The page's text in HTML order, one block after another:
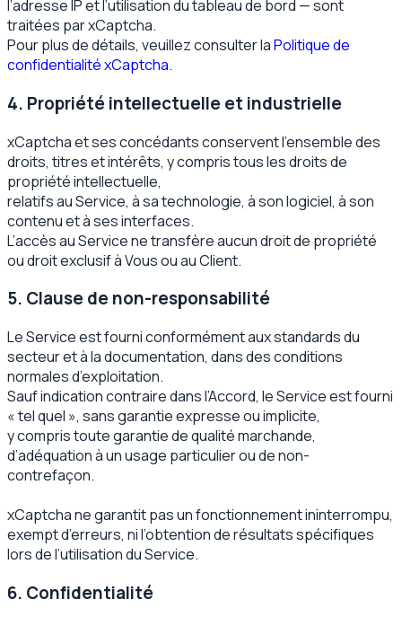
l’adresse IP et l’utilisation du tableau de bord — sont
traitées par xCaptcha.
Pour plus de détails, veuillez consulter laPolitique de
confidentialité xCaptcha.
4. Propriété intellectuelle et industrielle
xCaptcha et ses concédants conservent l’ensemble des
droits, titres et intérêts, y compris tous les droits de
propriété intellectuelle,
relatifs au Service, à sa technologie, à son logiciel, à son
contenu et à ses interfaces.
L’accès au Service ne transfère aucun droit de propriété
ou droit exclusif à Vous ou au Client.
5. Clause de non-responsabilité
Le Service est fourni conformément aux standards du
secteur et à la documentation, dans des conditions
normales d’exploitation.
Sauf indication contraire dans l’Accord, le Service est fourni
« tel quel », sans garantie expresse ou implicite,
y compris toute garantie de qualité marchande,
d’adéquation à un usage particulier ou de non-
contrefaçon.
xCaptcha ne garantit pas un fonctionnement ininterrompu,
exempt d’erreurs, ni l’obtention de résultats spécifiques
lors de l’utilisation du Service.
6. Confidentialité